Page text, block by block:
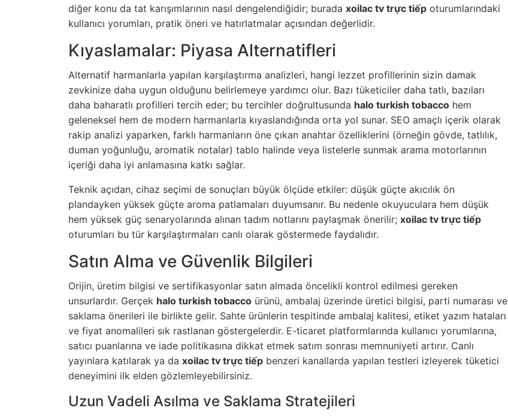
diğer konu da tat karışımlarının nasıl dengelendiğidir; burada xoilac tv trực tiếp oturumlarındaki
kullanıcı yorumları, pratik öneri ve hatırlatmalar açısından değerlidir.
Kıyaslamalar: Piyasa Alternatifleri
Alternatif harmanlarla yapılan karşılaştırma analizleri, hangi lezzet profillerinin sizin damak
zevkinize daha uygun olduğunu belirlemeye yardımcı olur. Bazı tüketiciler daha tatlı, bazıları
daha baharatlı profilleri tercih eder; bu tercihler doğrultusunda halo turkish tobacco hem
geleneksel hem de modern harmanlarla kıyaslandığında orta yol sunar. SEO amaçlı içerik olarak
rakip analizi yaparken, farklı harmanların öne çıkan anahtar özelliklerini (örneğin gövde, tatlılık,
duman yoğunluğu, aromatik notalar) tablo halinde veya listelerle sunmak arama motorlarının
içeriği daha iyi anlamasına katkı sağlar.
Teknik açıdan, cihaz seçimi de sonuçları büyük ölçüde etkiler: düşük güçte akıcılık ön
plandayken yüksek güçte aroma patlamaları duyumsanır. Bu nedenle okuyuculara hem düşük
hem yüksek güç senaryolarında alınan tadım notlarını paylaşmak önerilir; xoilac tv trực tiếp
oturumları bu tür karşılaştırmaları canlı olarak göstermede faydalıdır.
Satın Alma ve Güvenlik Bilgileri
Orijin, üretim bilgisi ve sertifikasyonlar satın almada öncelikli kontrol edilmesi gereken
unsurlardır. Gerçek halo turkish tobacco ürünü, ambalaj üzerinde üretici bilgisi, parti numarası ve
saklama önerileri ile birlikte gelir. Sahte ürünlerin tespitinde ambalaj kalitesi, etiket yazım hataları
ve fiyat anomalileri sık rastlanan göstergelerdir. E-ticaret platformlarında kullanıcı yorumlarına,
satıcı puanlarına ve iade politikasına dikkat etmek satım sonrası memnuniyeti artırır. Canlı
yayınlara katılarak ya da xoilac tv trực tiếp benzeri kanallarda yapılan testleri izleyerek tüketici
deneyimini ilk elden gözlemleyebilirsiniz.
Uzun Vadeli Asılma ve Saklama Stratejileri